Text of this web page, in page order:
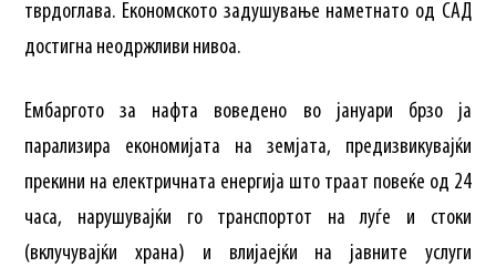
тврдоглава. Економското задушување наметнато од САД
достигна неодржливи нивоа.
Ембаргото за нафта воведено во јануари брзо ја
парализира економијата на земјата, предизвикувајќи
прекини на електричната енергија што траат повеќе од 24
часа, нарушувајќи го транспортот на луѓе и стоки
(вклучувајќи храна) и влијаејќи на јавните услуги